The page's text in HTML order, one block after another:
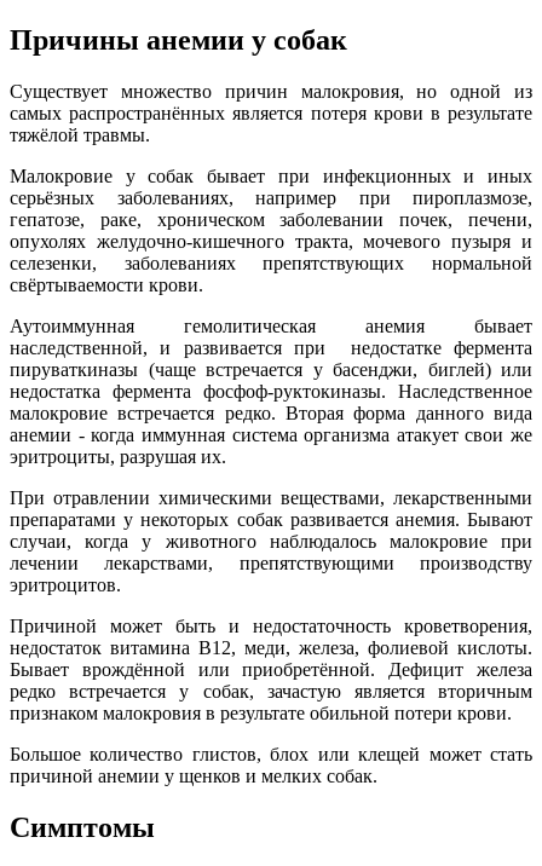
Причины анемии у собак
Существует множество причин малокровия, но одной из
самых распространённых является потеря крови в результате
тяжёлой травмы.
Малокровие у собак бывает при инфекционных и иных
серьёзных заболеваниях, например при пироплазмозе,
гепатозе, раке, хроническом заболевании почек, печени,
опухолях желудочно-кишечного тракта, мочевого пузыря и
селезенки, заболеваниях препятствующих нормальной
свёртываемости крови.
Аутоиммунная гемолитическая анемия бывает
наследственной, и развивается при недостатке фермента
пируваткиназы (чаще встречается у басенджи, биглей) или
недостатка фермента фосфоф-руктокиназы. Наследственное
малокровие встречается редко. Вторая форма данного вида
анемии - когда иммунная система организма атакует свои же
эритроциты, разрушая их.
При отравлении химическими веществами, лекарственными
препаратами у некоторых собак развивается анемия. Бывают
случаи, когда у животного наблюдалось малокровие при
лечении лекарствами, препятствующими производству
эритроцитов.
Причиной может быть и недостаточность кроветворения,
недостаток витамина В12, меди, железа, фолиевой кислоты.
Бывает врождённой или приобретённой. Дефицит железа
редко встречается у собак, зачастую является вторичным
признаком малокровия в результате обильной потери крови.
Большое количество глистов, блох или клещей может стать
причиной анемии у щенков и мелких собак.
Симптомы